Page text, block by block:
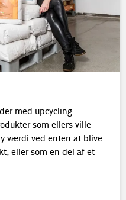
med upcycling –
som ellers ville
værdi ved enten at blive
eller som en del af et